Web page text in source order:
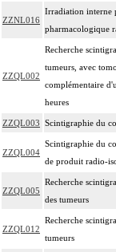
ZZNL016
Irradiation interne
pharmacologique
ZZQL002
Recherche
tumeurs, avec
complémentaire
heures
ZZQL003 Scintigraphie du
ZZQL004
Scintigraphie du
de produit radio-
ZZQL005
Recherche
des tumeurs
ZZQL012
Recherche
tumeurs